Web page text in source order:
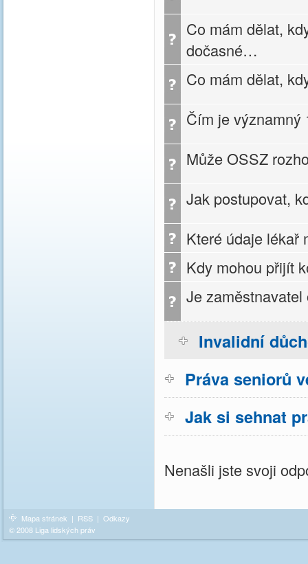
Co mám dělat,
dočasné…
Co mám dělat,
Čím je významný
Může OSSZ
Jak postupovat,
Které údaje lékař
Kdy mohou přijít
Je
Invalidní
Práva seniorů
Jak si sehnat
Nenašli jste svoji
Mapa stránek | RSS | Odkazy
© 2008 Liga lidských práv